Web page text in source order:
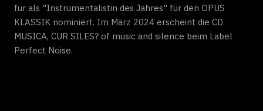
für als "Instrumentalistin des Jahres" für den OPUS
KLASSIK nominiert. Im März 2024 erscheint die CD
MUSICA, CUR SILES? of music and silence beim Label
Perfect Noise.